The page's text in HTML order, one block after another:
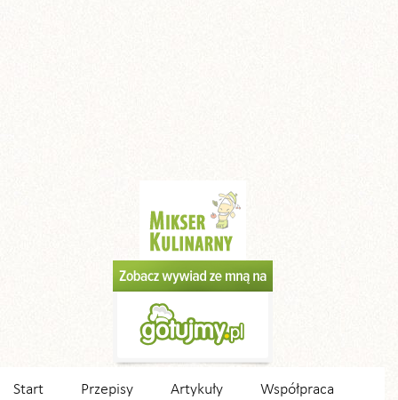
Start Przepisy Artykuły
Współpraca